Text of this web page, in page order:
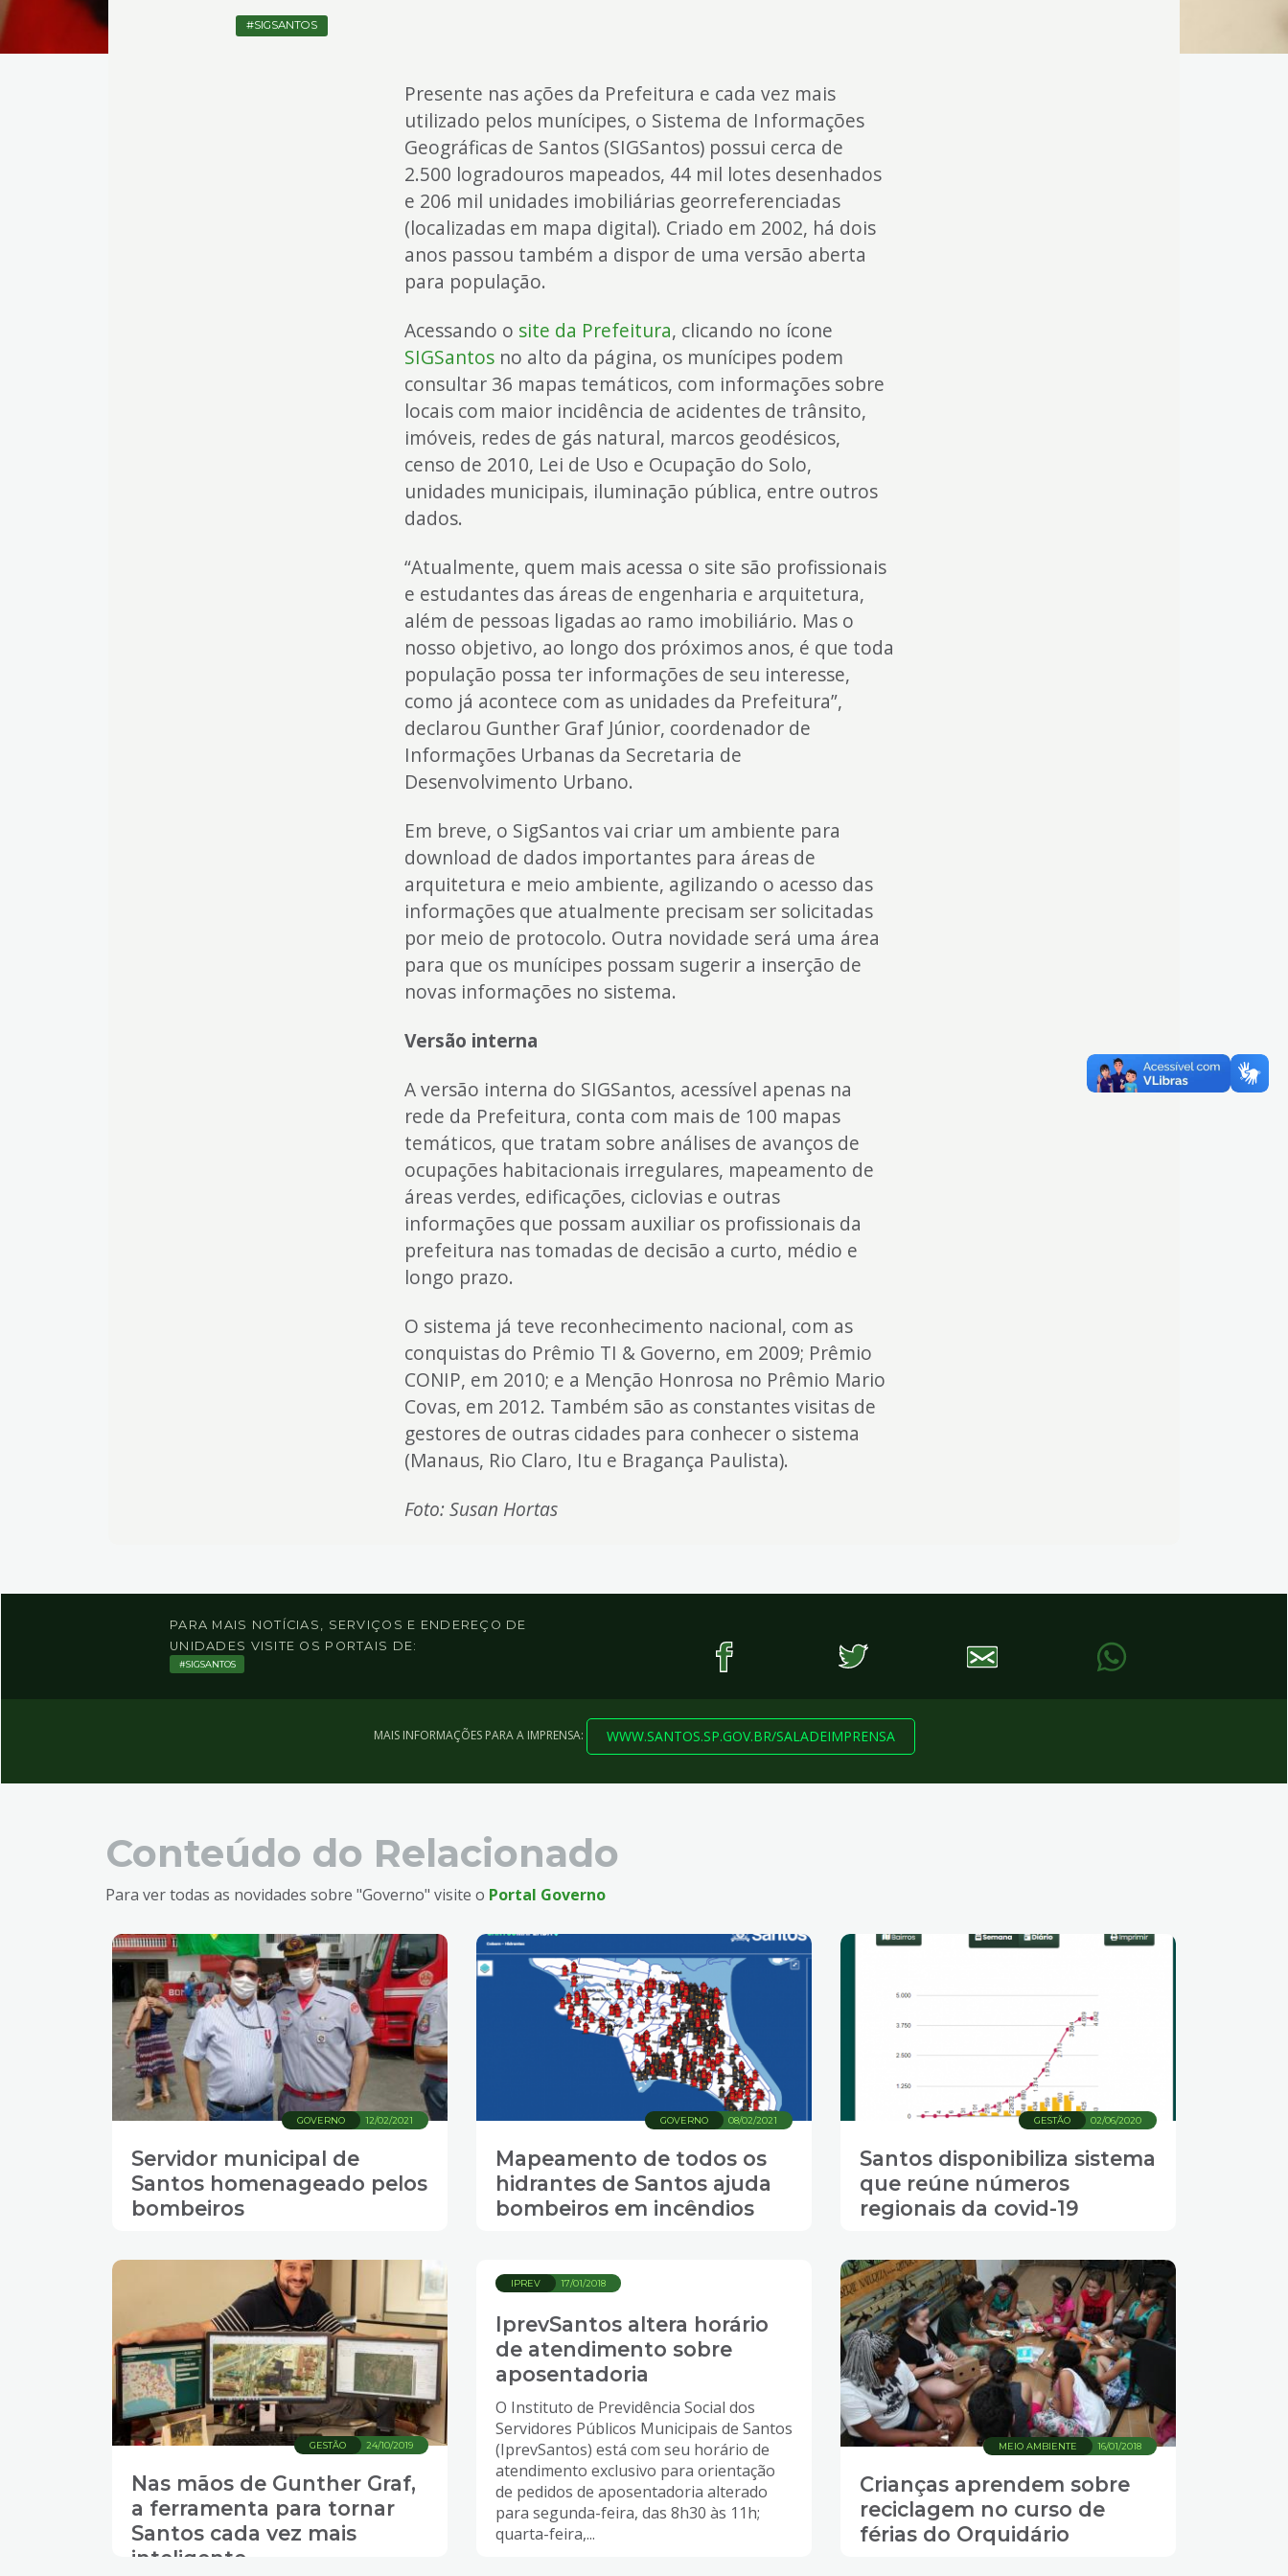
SIGSANTOS
Presente nas ações da Prefeitura e cada vez mais
utilizado pelos munícipes, o Sistema de Informações
Geográficas de Santos (SIGSantos) possui cerca de
2.500 logradouros mapeados, 44 mil lotes desenhados
e 206 mil unidades imobiliárias georreferenciadas
(localizadas em mapa digital). Criado em 2002, há dois
anos passou também a dispor de uma versão aberta
para população.
Acessando o site da Prefeitura, clicando no ícone
SIGSantosno alto da página, os munícipes podem
consultar 36 mapas temáticos, com informações sobre
locais com maior incidência de acidentes de trânsito,
imóveis, redes de gás natural, marcos geodésicos,
censo de 2010, Lei de Uso e Ocupação do Solo,
unidades municipais, iluminação pública, entre outros
dados.
“Atualmente, quem mais acessa o site são profissionais
e estudantes das áreas de engenharia e arquitetura,
além de pessoas ligadas ao ramo imobiliário. Mas o
nosso objetivo, ao longo dos próximos anos, é que toda
população possa ter informações de seu interesse,
como já acontece com as unidades da Prefeitura”,
declarou Gunther Graf Júnior, coordenador de
Informações Urbanas da Secretaria de
Desenvolvimento Urbano.
Em breve, o SigSantos vai criar um ambiente para
download de dados importantes para áreas de
arquitetura e meio ambiente, agilizando o acesso das
informações que atualmente precisam ser solicitadas
por meio de protocolo. Outra novidade será uma área
para que os munícipes possam sugerir a inserção de
novas informações no sistema.
Versão interna
A versão interna do SIGSantos, acessível apenas na
rede da Prefeitura, conta com mais de 100 mapas
temáticos, que tratam sobre análises de avanços de
ocupações habitacionais irregulares, mapeamento de
áreas verdes, edificações, ciclovias e outras
informações que possam auxiliar os profissionais da
prefeitura nas tomadas de decisão a curto, médio e
longo prazo.
O sistema já teve reconhecimento nacional, com as
conquistas do Prêmio TI & Governo, em 2009; Prêmio
CONIP, em 2010; e a Menção Honrosa no Prêmio Mario
Covas, em 2012. Também são as constantes visitas de
gestores de outras cidades para conhecer o sistema
(Manaus, Rio Claro, Itu e Bragança Paulista).
Foto: Susan Hortas
PARA MAIS NOTÍCIAS, SERVIÇOS E ENDEREÇO DE
UNIDADES VISITE OS PORTAIS DE:
SIGSANTOS
MAIS INFORMAÇÕES PARA A IMPRENSA: WWW.SANTOS.SP.GOV.BR/SALADEIMPRENSA
Conteúdo do Relacionado
Para ver todas as novidades sobre "Governo" visite o Portal Governo
12/02/2021
GOVERNO
Servidor municipal de
Santos homenageado pelos
bombeiros
08/02/2021
GOVERNO
Mapeamento de todos os
hidrantes de Santos ajuda
bombeiros em incêndios
02/06/2020
GESTÃO
Santos disponibiliza sistema
que reúne números
regionais da covid-19
24/10/2019
GESTÃO
Nas mãos de Gunther Graf,
a ferramenta para tornar
Santos cada vez mais
inteligente
17/01/2018
IPREV
IprevSantos altera horário
de atendimento sobre
aposentadoria
O Instituto de Previdência Social dos
Servidores Públicos Municipais de Santos
(IprevSantos) está com seu horário de
atendimento exclusivo para orientação
de pedidos de aposentadoria alterado
para segunda-feira, das 8h30 às 11h;
quarta-feira,...
16/01/2018
MEIO AMBIENTE
Crianças aprendem sobre
reciclagem no curso de
férias do Orquidário